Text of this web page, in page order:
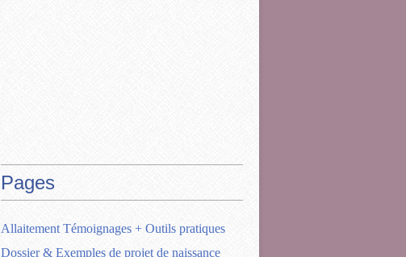
Pages
Allaitement Témoignages + Outils pratiques
Dossier & Exemples de projet de naissance